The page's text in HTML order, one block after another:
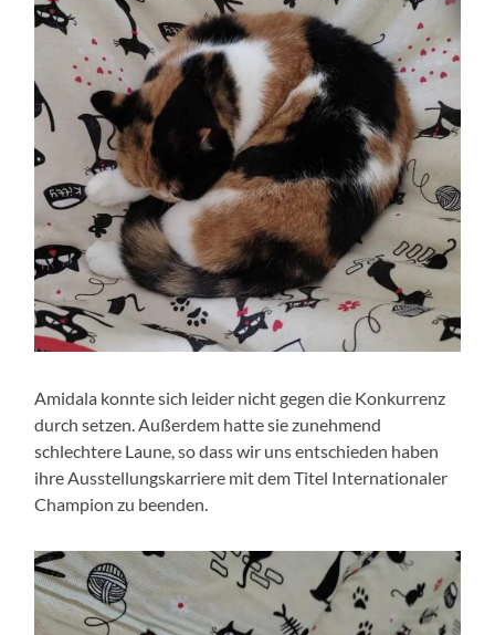
Amidala konnte sich leider nicht gegen die Konkurrenz
durch setzen. Außerdem hatte sie zunehmend
schlechtere Laune, so dass wir uns entschieden haben
ihre Ausstellungskarriere mit dem Titel Internationaler
Champion zu beenden.